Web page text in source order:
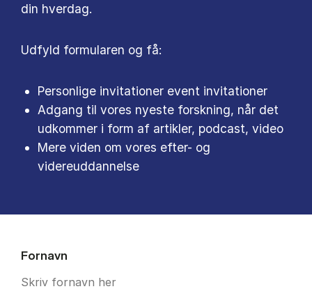
din hverdag.
Udfyld formularen og få:
Personlige invitationer event invitationer
Adgang til vores nyeste forskning, når det
udkommer i form af artikler, podcast, video
Mere viden om vores efter- og
videreuddannelse
Fornavn